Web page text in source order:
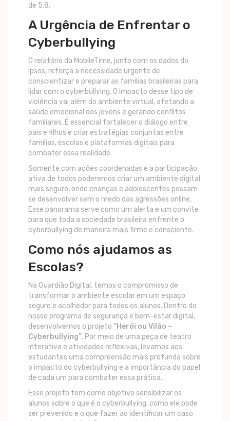
de 5,8.
A Urgência de Enfrentar o
Cyberbullying
O relatório da MobileTime, junto com os dados do
Ipsos, reforça a necessidade urgente de
conscientizar e preparar as famílias brasileiras para
lidar com o cyberbullying. O impacto desse tipo de
violência vai além do ambiente virtual, afetando a
saúde emocional dos jovens e gerando conflitos
familiares. É essencial fortalecer o diálogo entre
pais e filhos e criar estratégias conjuntas entre
famílias, escolas e plataformas digitais para
combater essa realidade.
Somente com ações coordenadas e a participação
ativa de todos poderemos criar um ambiente digital
mais seguro, onde crianças e adolescentes possam
se desenvolver sem o medo das agressões online.
Esse panorama serve como um alerta e um convite
para que toda a sociedade brasileira enfrente o
cyberbullying de maneira mais firme e consciente.
Como nós ajudamos as
Escolas?
Na Guardião Digital, temos o compromisso de
transformar o ambiente escolar em um espaço
seguro e acolhedor para todos os alunos. Dentro do
nosso programa de segurança e bem-estar digital,
desenvolvemos o projeto “Herói ou Vilão –
Cyberbullying”. Por meio de uma peça de teatro
interativa e atividades reflexivas, levamos aos
estudantes uma compreensão mais profunda sobre
o impacto do cyberbullying e a importância do papel
de cada um para combater essa prática.
Esse projeto tem como objetivo sensibilizar os
alunos sobre o que é o cyberbullying, como ele pode
ser prevenido e o que fazer ao identificar um caso